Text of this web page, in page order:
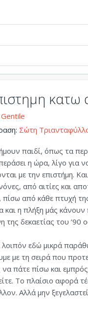
κατω
Σώτη
παιδί, όπως τα
η ώρα, λίγο για
με την επιστήμη.
από αιτίες και
πίσω από κάθε πτυχή
και η πλήξη μάς κάνουν
της δεκαετίας του ’90
εδώ μικρά
με τη σειρά που
πάτε πίσω και
Το πλαίσιο αφορά
Αλλά μην